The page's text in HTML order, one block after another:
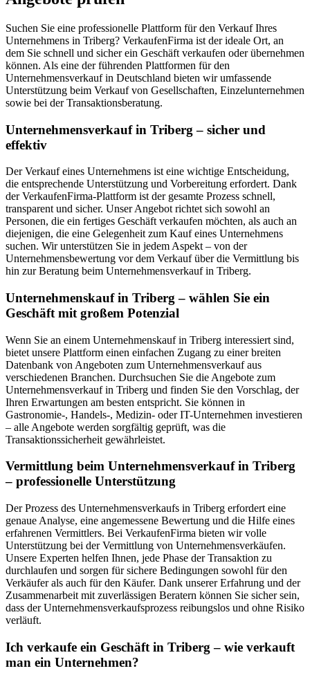
Suchen Sie eine professionelle Plattform für den Verkauf Ihres
Unternehmens in Triberg? VerkaufenFirma ist der ideale Ort, an
dem Sie schnell und sicher ein Geschäft verkaufen oder übernehmen
können. Als eine der führenden Plattformen für den
Unternehmensverkauf in Deutschland bieten wir umfassende
Unterstützung beim Verkauf von Gesellschaften, Einzelunternehmen
sowie bei der Transaktionsberatung.
Unternehmensverkauf in Triberg – sicher und
effektiv
Der Verkauf eines Unternehmens ist eine wichtige Entscheidung,
die entsprechende Unterstützung und Vorbereitung erfordert. Dank
der VerkaufenFirma-Plattform ist der gesamte Prozess schnell,
transparent und sicher. Unser Angebot richtet sich sowohl an
Personen, die ein fertiges Geschäft verkaufen möchten, als auch an
diejenigen, die eine Gelegenheit zum Kauf eines Unternehmens
suchen. Wir unterstützen Sie in jedem Aspekt – von der
Unternehmensbewertung vor dem Verkauf über die Vermittlung bis
hin zur Beratung beim Unternehmensverkauf in Triberg.
Unternehmenskauf in Triberg – wählen Sie ein
Geschäft mit großem Potenzial
Wenn Sie an einem Unternehmenskauf in Triberg interessiert sind,
bietet unsere Plattform einen einfachen Zugang zu einer breiten
Datenbank von Angeboten zum Unternehmensverkauf aus
verschiedenen Branchen. Durchsuchen Sie die Angebote zum
Unternehmensverkauf in Triberg und finden Sie den Vorschlag, der
Ihren Erwartungen am besten entspricht. Sie können in
Gastronomie-, Handels-, Medizin- oder IT-Unternehmen investieren
– alle Angebote werden sorgfältig geprüft, was die
Transaktionssicherheit gewährleistet.
Vermittlung beim Unternehmensverkauf in Triberg
– professionelle Unterstützung
Der Prozess des Unternehmensverkaufs in Triberg erfordert eine
genaue Analyse, eine angemessene Bewertung und die Hilfe eines
erfahrenen Vermittlers. Bei VerkaufenFirma bieten wir volle
Unterstützung bei der Vermittlung von Unternehmensverkäufen.
Unsere Experten helfen Ihnen, jede Phase der Transaktion zu
durchlaufen und sorgen für sichere Bedingungen sowohl für den
Verkäufer als auch für den Käufer. Dank unserer Erfahrung und der
Zusammenarbeit mit zuverlässigen Beratern können Sie sicher sein,
dass der Unternehmensverkaufsprozess reibungslos und ohne Risiko
verläuft.
Ich verkaufe ein Geschäft in Triberg – wie verkauft
man ein Unternehmen?